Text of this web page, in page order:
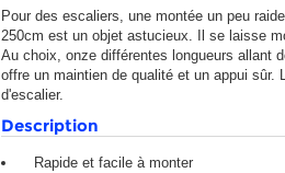
Pour des escaliers, une montée un peu
250cm est un objet astucieux. Il se laisse
Au choix, onze différentes longueurs allant
offre un maintien de qualité et un appui
d'escalier.
Description
Rapide et facile à monter